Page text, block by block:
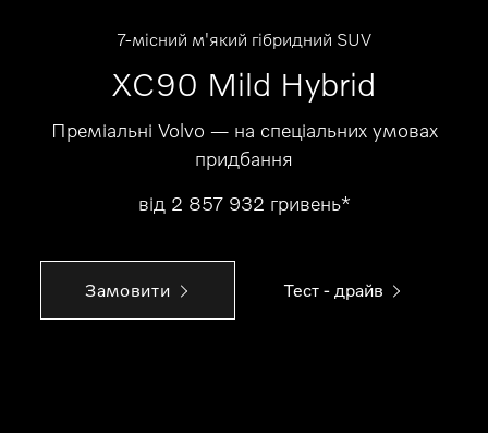
7-місний м'який гібридний SUV
XC90 Mild Hybrid
Преміальні Volvo — на спеціальних умовах
придбання
від 2 857 932 гривень*
Замовити Тест - драйв